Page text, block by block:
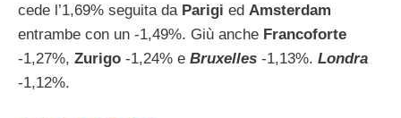
cede l’1,69% seguita da Parigi ed Amsterdam
entrambe con un -1,49%. Giù anche Francoforte
-1,27%, Zurigo -1,24% e Bruxelles -1,13%. Londra
-1,12%.